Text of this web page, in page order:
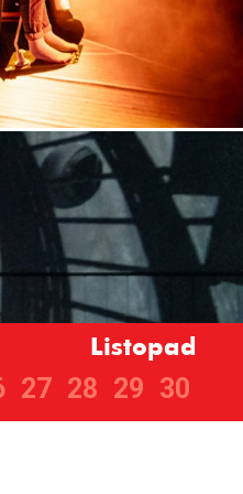
Listopad
27 28 29 30